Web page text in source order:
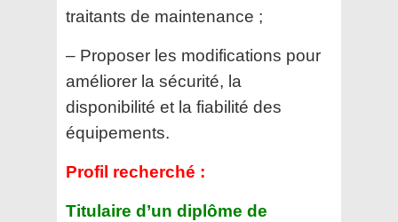
traitants de maintenance ;
– Proposer les modifications pour
améliorer la sécurité, la
disponibilité et la fiabilité des
équipements.
Profil recherché :
Titulaire d’un diplôme de